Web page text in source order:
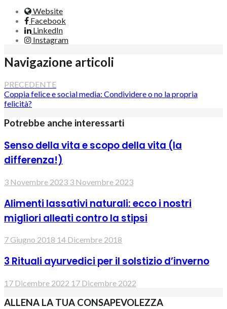
Website
Facebook
LinkedIn
Instagram
Navigazione articoli
PRECEDENTE
Coppia felice e social media: Condividere o no la propria
felicità?
Potrebbe anche interessarti
Senso della vita e scopo della vita (la
differenza!)
3 Novembre 2023 3 Novembre 2023
Alimenti lassativi naturali: ecco i nostri
migliori alleati contro la stipsi
7 Giugno 2018 14 Dicembre 2018
3 Rituali ayurvedici per il solstizio d’inverno
17 Dicembre 2022 17 Dicembre 2022
ALLENA LA TUA CONSAPEVOLEZZA